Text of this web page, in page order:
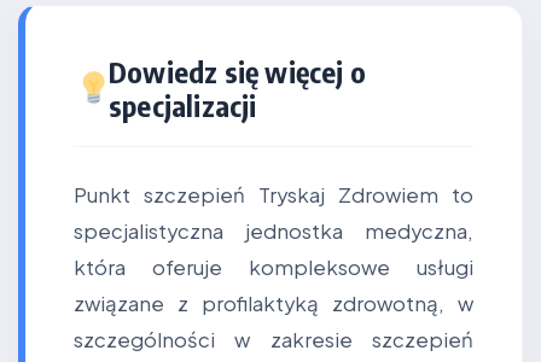
Dowiedz się więcej o
specjalizacji
Punkt szczepień Tryskaj Zdrowiem to
specjalistyczna jednostka medyczna,
która oferuje kompleksowe usługi
związane z profilaktyką zdrowotną, w
szczególności w zakresie szczepień